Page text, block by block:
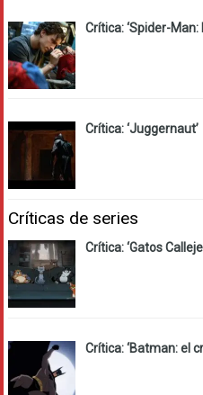
Crítica: ‘Spider-Man:
Crítica: ‘Juggernaut’
Críticas de series
Crítica: ‘Gatos
Crítica: ‘Batman: el